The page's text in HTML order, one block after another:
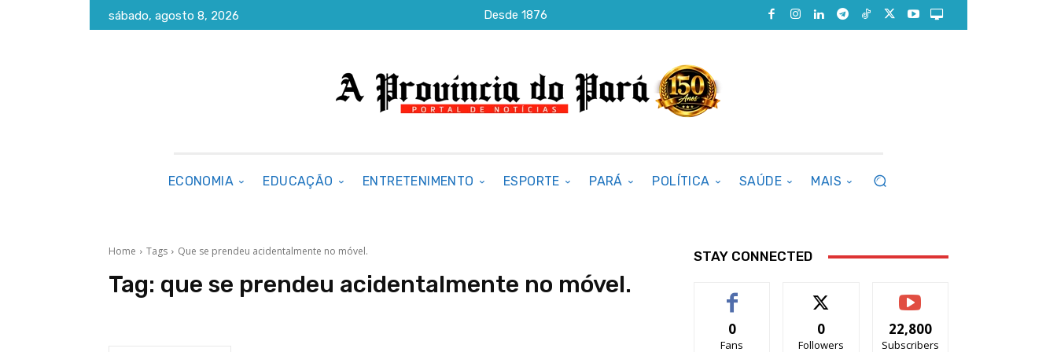
sábado, agosto 8, 2026 Desde 1876
ECONOMIA EDUCAÇÃO ENTRETENIMENTO ESPORTE PARÁ POLÍTICA SAÚDE MAIS
Home Tags Que se prendeu acidentalmente no móvel.
Tag: que se prendeu acidentalmente no móvel.
STAY CONNECTED
0
Fans
0
Followers
22,800
Subscribers